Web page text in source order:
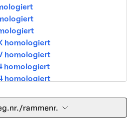
homologiert
homologiert
homologiert
homologiert
homologiert
homologiert
rammenr.